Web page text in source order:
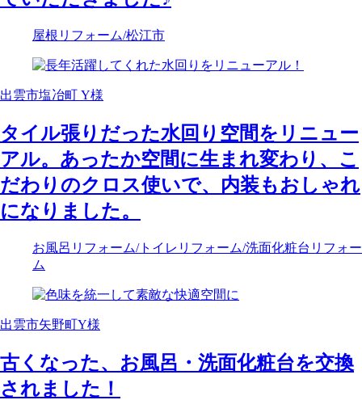
屋根リフォーム/松江市
出雲市塩冶町 Y様
タイル張りだった水回り空間をリニュー
アル。あったか空間に生まれ変わり、こ
だわりのクロス使いで、内装もおしゃれ
になりました。
お風呂リフォーム/トイレリフォーム/洗面化粧台リフォー
ム
出雲市矢野町Y様
古くなった、お風呂・洗面化粧台を交換
されました！